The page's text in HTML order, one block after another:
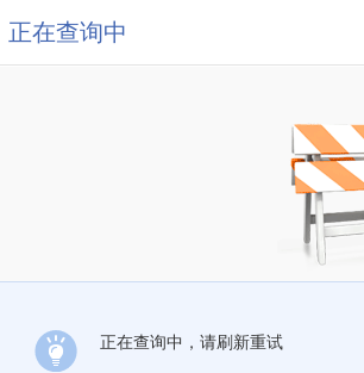
正在查询中
正在查询中，请刷新重试